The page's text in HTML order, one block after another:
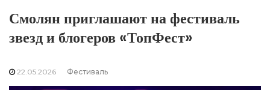
Смолян приглашают на фестиваль
звезд и блогеров «ТопФест»
22.05.2026 Фестиваль